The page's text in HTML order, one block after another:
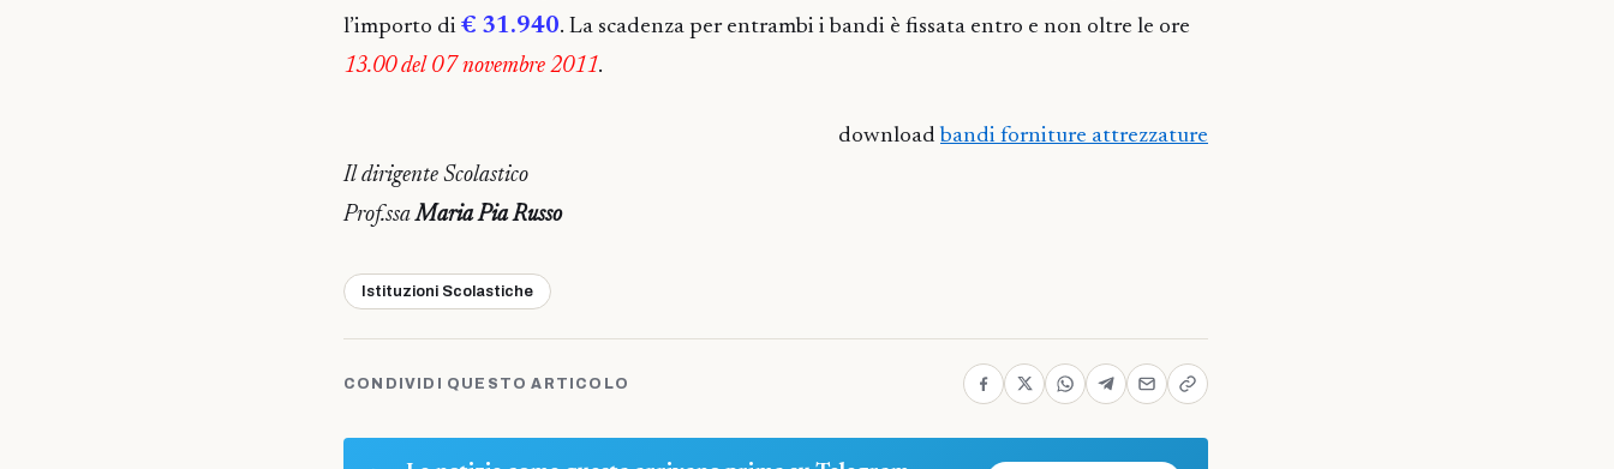
l’importo di € 31.940. La scadenza per entrambi i bandi è fissata entro e non oltre le ore
13.00 del 07 novembre 2011.
download bandi forniture attrezzature
Il dirigente Scolastico
Prof.ssaMaria Pia Russo
Istituzioni Scolastiche
CONDIVIDI QUESTO ARTICOLO